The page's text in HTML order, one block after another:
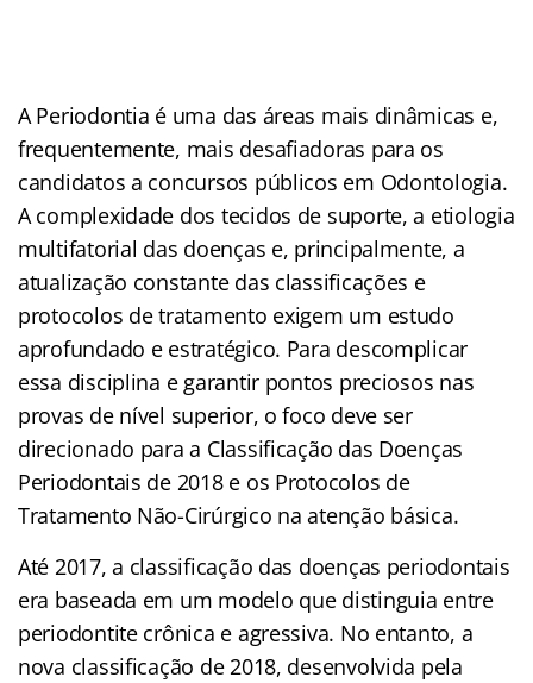
A Periodontia é uma das áreas mais dinâmicas e,
frequentemente, mais desafiadoras para os
candidatos a concursos públicos em Odontologia.
A complexidade dos tecidos de suporte, a etiologia
multifatorial das doenças e, principalmente, a
atualização constante das classificações e
protocolos de tratamento exigem um estudo
aprofundado e estratégico. Para descomplicar
essa disciplina e garantir pontos preciosos nas
provas de nível superior, o foco deve ser
direcionado para a Classificação das Doenças
Periodontais de 2018 e os Protocolos de
Tratamento Não-Cirúrgico na atenção básica.
Até 2017, a classificação das doenças periodontais
era baseada em um modelo que distinguia entre
periodontite crônica e agressiva. No entanto, a
nova classificação de 2018, desenvolvida pela